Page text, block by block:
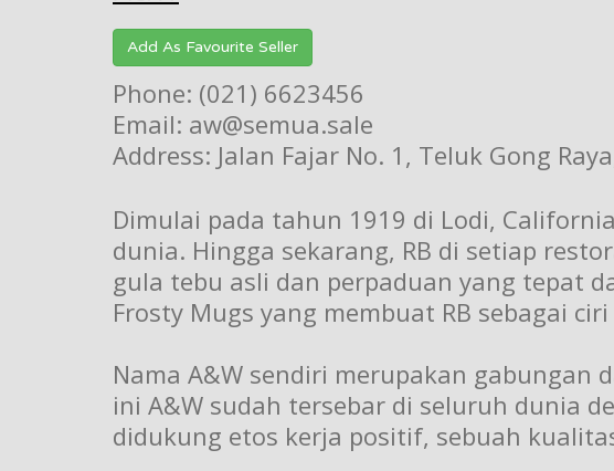
Add As Favourite Seller
Phone: (021) 6623456
Email: aw@semua.sale
Address: Jalan Fajar No. 1, Teluk Gong
Dimulai pada tahun 1919 di Lodi,
dunia. Hingga sekarang, RB di setiap
gula tebu asli dan perpaduan yang tepat
Frosty Mugs yang membuat RB sebagai
Nama A&W sendiri merupakan gabungan
ini A&W sudah tersebar di seluruh dunia
didukung etos kerja positif, sebuah